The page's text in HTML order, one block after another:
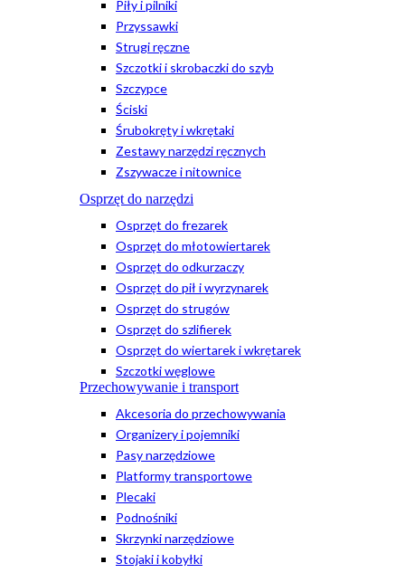
Piły i pilniki
Przyssawki
Strugi ręczne
Szczotki i skrobaczki do szyb
Szczypce
Ściski
Śrubokręty i wkrętaki
Zestawy narzędzi ręcznych
Zszywacze i nitownice
Osprzęt do narzędzi
Osprzęt do frezarek
Osprzęt do młotowiertarek
Osprzęt do odkurzaczy
Osprzęt do pił i wyrzynarek
Osprzęt do strugów
Osprzęt do szlifierek
Osprzęt do wiertarek i wkrętarek
Szczotki węglowe
Przechowywanie i transport
Akcesoria do przechowywania
Organizery i pojemniki
Pasy narzędziowe
Platformy transportowe
Plecaki
Podnośniki
Skrzynki narzędziowe
Stojaki i kobyłki